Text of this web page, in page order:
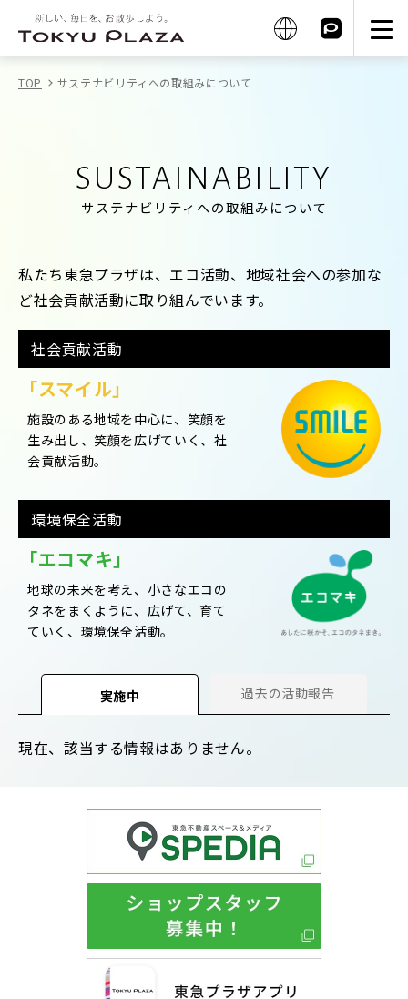
TOP サステナビリティへの取組みについて
SUSTAINABILITY
サステナビリティへの取組みについて
私たち東急プラザは、エコ活動、地域社会への参加な
ど社会貢献活動に取り組んでいます。
社会貢献活動
「スマイル」
施設のある地域を中心に、笑顔を
生み出し、笑顔を広げていく、社
会貢献活動。
環境保全活動
「エコマキ」
地球の未来を考え、小さなエコの
タネをまくように、広げて、育て
ていく、環境保全活動。
実施中 過去の活動報告
現在、該当する情報はありません。